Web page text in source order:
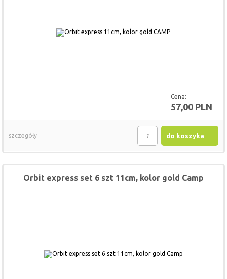
Cena:
57,00 PLN
do koszyka
szczegóły
Orbit express set 6 szt 11cm, kolor gold Camp